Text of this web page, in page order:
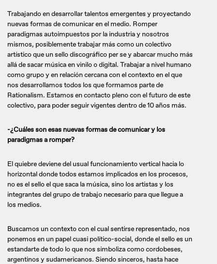
Trabajando en desarrollar talentos emergentes y proyectando
nuevas formas de comunicar en el medio. Romper
paradigmas autoimpuestos por la industria y nosotros
mismos, posiblemente trabajar más como un colectivo
artístico que un sello discográfico per se y abarcar mucho más
allá de sacar música en vinilo o digital. Trabajar a nivel humano
como grupo y en relación cercana con el contexto en el que
nos desarrollamos todos los que formamos parte de
Rationalism. Estamos en contacto pleno con el futuro de este
colectivo, para poder seguir vigentes dentro de 10 años más.
-¿Cuáles son esas nuevas formas de comunicar y los
paradigmas a romper?
El quiebre deviene del usual funcionamiento vertical hacia lo
horizontal donde todos estamos implicados en los procesos,
no es el sello el que saca la música, sino los artistas y los
integrantes del grupo de trabajo necesario para que llegue a
los medios.
Buscamos un contexto con el cual sentirse representado, nos
ponemos en un papel cuasi político-social, donde el sello es un
estandarte de todo lo que nos simboliza como cordobeses,
argentinos y sudamericanos. Siendo sinceros, hasta hace